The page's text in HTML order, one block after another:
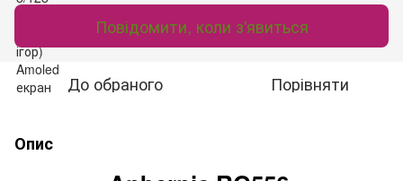
Повідомити, коли з'явиться
До обраного Порівняти
Опис